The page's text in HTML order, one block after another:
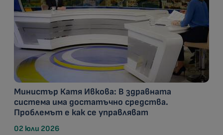
Министър Катя Ивкова: В здравната
система има достатъчно средства.
Проблемът е как се управляват
02 юли 2026